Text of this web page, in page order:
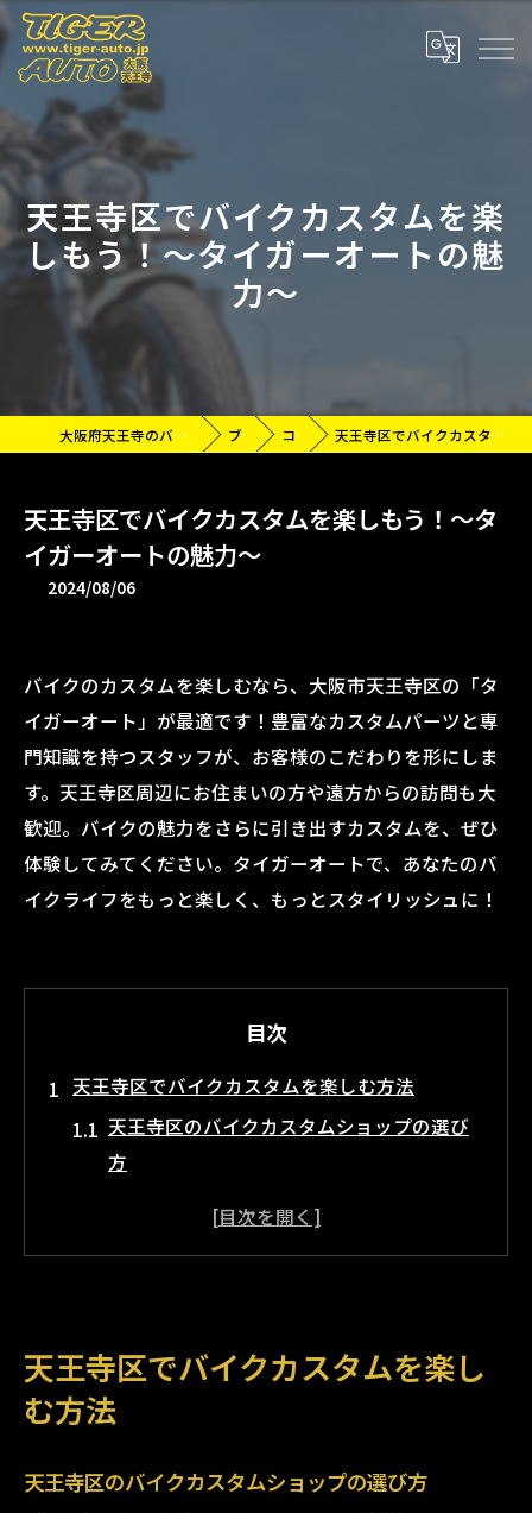
天王寺区でバイクカスタムを楽
しもう！〜タイガーオートの魅
力〜
大阪府天王寺のバイクなら有限会社タイガーオート ブログ コラム 天王寺区でバイクカスタムを楽しもう！〜タイガーオートの魅力〜
天王寺区でバイクカスタムを楽しもう！〜タ
イガーオートの魅力〜
2024/08/06
バイクのカスタムを楽しむなら、大阪市天王寺区の「タ
イガーオート」が最適です！豊富なカスタムパーツと専
門知識を持つスタッフが、お客様のこだわりを形にしま
す。天王寺区周辺にお住まいの方や遠方からの訪問も大
歓迎。バイクの魅力をさらに引き出すカスタムを、ぜひ
体験してみてください。タイガーオートで、あなたのバ
イクライフをもっと楽しく、もっとスタイリッシュに！
目次
天王寺区でバイクカスタムを楽しむ方法
天王寺区のバイクカスタムショップの選び
方
グ情報
イド
天王寺区でバイクカスタムを楽し
む方法
天王寺区のバイクカスタムショップの選び方